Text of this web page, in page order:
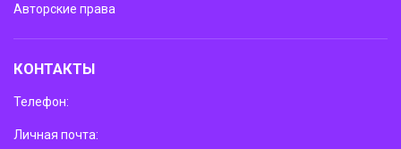
Авторские права
КОНТАКТЫ
Телефон:
Личная почта: